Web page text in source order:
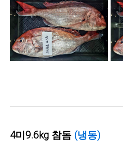
4미9.6kg 참돔 (냉동)